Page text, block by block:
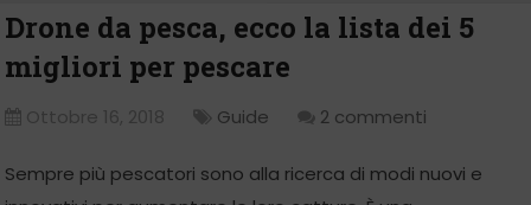
Drone da pesca, ecco la lista dei 5
migliori per pescare
Ottobre 16, 2018 Guide 2 commenti
Sempre più pescatori sono alla ricerca di modi nuovi e